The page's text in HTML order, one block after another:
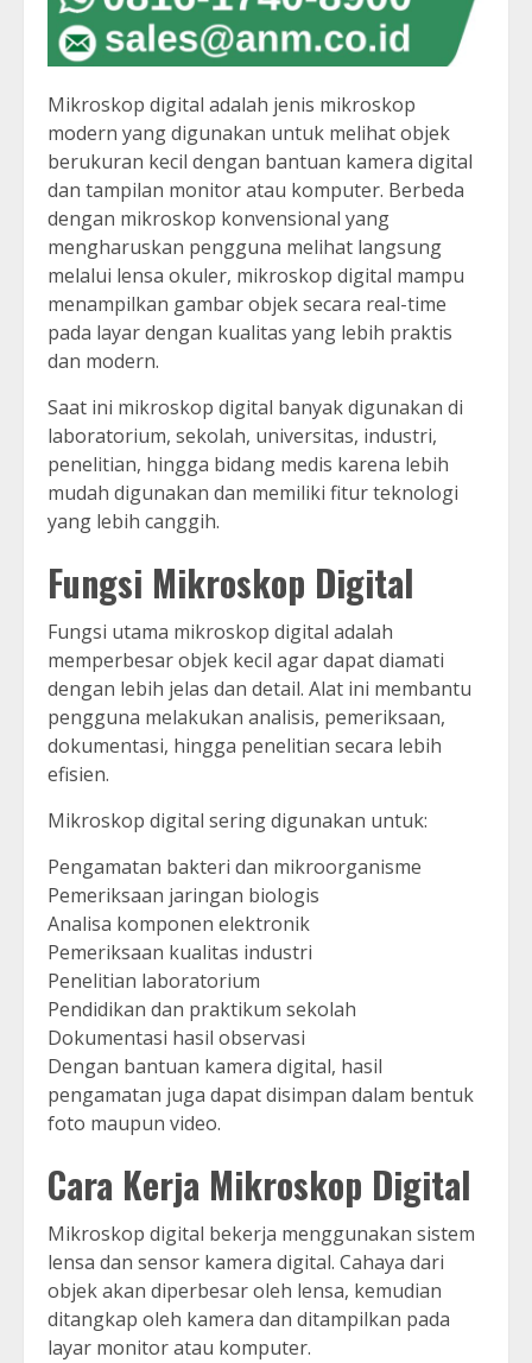
Mikroskop digital adalah jenis mikroskop
modern yang digunakan untuk melihat objek
berukuran kecil dengan bantuan kamera digital
dan tampilan monitor atau komputer. Berbeda
dengan mikroskop konvensional yang
mengharuskan pengguna melihat langsung
melalui lensa okuler, mikroskop digital mampu
menampilkan gambar objek secara real-time
pada layar dengan kualitas yang lebih praktis
dan modern.
Saat ini mikroskop digital banyak digunakan di
laboratorium, sekolah, universitas, industri,
penelitian, hingga bidang medis karena lebih
mudah digunakan dan memiliki fitur teknologi
yang lebih canggih.
Fungsi Mikroskop Digital
Fungsi utama mikroskop digital adalah
memperbesar objek kecil agar dapat diamati
dengan lebih jelas dan detail. Alat ini membantu
pengguna melakukan analisis, pemeriksaan,
dokumentasi, hingga penelitian secara lebih
efisien.
Mikroskop digital sering digunakan untuk:
Pengamatan bakteri dan mikroorganisme
Pemeriksaan jaringan biologis
Analisa komponen elektronik
Pemeriksaan kualitas industri
Penelitian laboratorium
Pendidikan dan praktikum sekolah
Dokumentasi hasil observasi
Dengan bantuan kamera digital, hasil
pengamatan juga dapat disimpan dalam bentuk
foto maupun video.
Cara Kerja Mikroskop Digital
Mikroskop digital bekerja menggunakan sistem
lensa dan sensor kamera digital. Cahaya dari
objek akan diperbesar oleh lensa, kemudian
ditangkap oleh kamera dan ditampilkan pada
layar monitor atau komputer.